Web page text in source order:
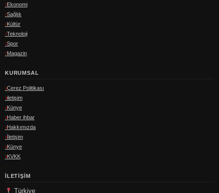
Ekonomi
Sağlık
Kültür
Teknoloji
Spor
Magazin
KURUMSAL
Çerez Politikası
iletişim
Künye
Haber ihbar
Hakkımızda
İletişim
Künye
KVKK
İLETIŞIM
Türkiye